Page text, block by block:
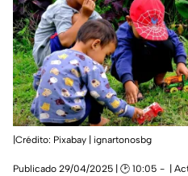
|Crédito: Pixabay | ignartonosbg
Publicado 29/04/2025 | 🕑 10:05 |